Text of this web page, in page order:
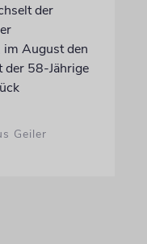
der
im August den
der 58-Jährige
Geiler